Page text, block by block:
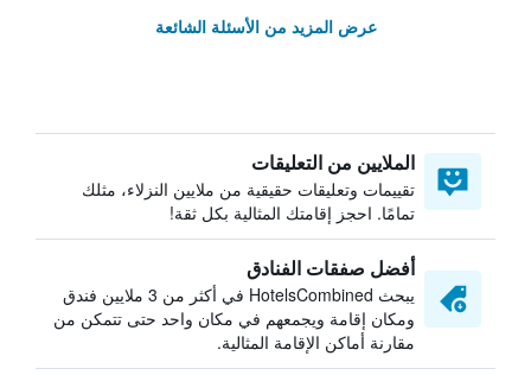
عرض المزيد من الأسئلة الشائعة
الملايين من التعليقات
تقييمات وتعليقات حقيقية من ملايين النزلاء، مثلك
تمامًا. احجز إقامتك المثالية بكل ثقة!
أفضل صفقات الفنادق
يبحث HotelsCombined في أكثر من 3 ملايين فندق
ومكان إقامة ويجمعهم في مكان واحد حتى تتمكن من
مقارنة أماكن الإقامة المثالية.